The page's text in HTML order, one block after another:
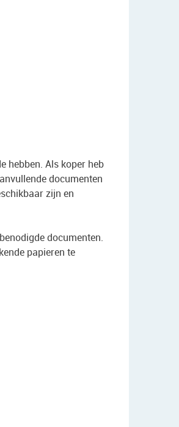
hebben. Als koper heb
documenten
zijn en
documenten.
papieren te